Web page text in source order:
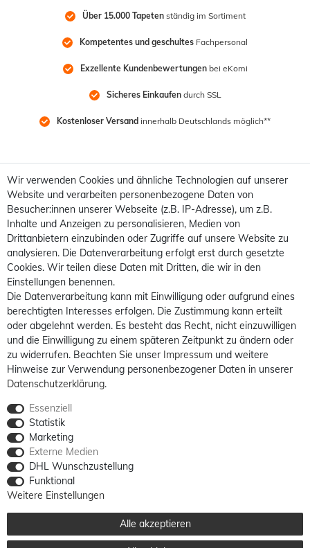
Über 15.000 Tapeten ständig im Sortiment
Kompetentes und geschultes Fachpersonal
Exzellente Kundenbewertungen bei eKomi
Sicheres Einkaufen durch SSL
Kostenloser Versand innerhalb Deutschlands möglich**
Wir verwenden Cookies und ähnliche Technologien auf unserer
Website und verarbeiten personenbezogene Daten von
Besucher:innen unserer Webseite (z.B. IP-Adresse), um z.B.
Inhalte und Anzeigen zu personalisieren, Medien von
Drittanbietern einzubinden oder Zugriffe auf unsere Website zu
analysieren. Die Datenverarbeitung erfolgt erst durch gesetzte
Cookies. Wir teilen diese Daten mit Dritten, die wir in den
Einstellungen benennen.
Die Datenverarbeitung kann mit Einwilligung oder aufgrund eines
berechtigten Interesses erfolgen. Die Zustimmung kann erteilt
oder abgelehnt werden. Es besteht das Recht, nicht einzuwilligen
und die Einwilligung zu einem späteren Zeitpunkt zu ändern oder
zu widerrufen. Beachten Sie unser Impressum und weitere
Hinweise zur Verwendung personenbezogener Daten in unserer
Daten­schutz­erklärung.
Essenziell
Statistik
Marketing
Externe Medien
DHL Wunschzustellung
Funktional
Weitere Einstellungen
Alle akzeptieren